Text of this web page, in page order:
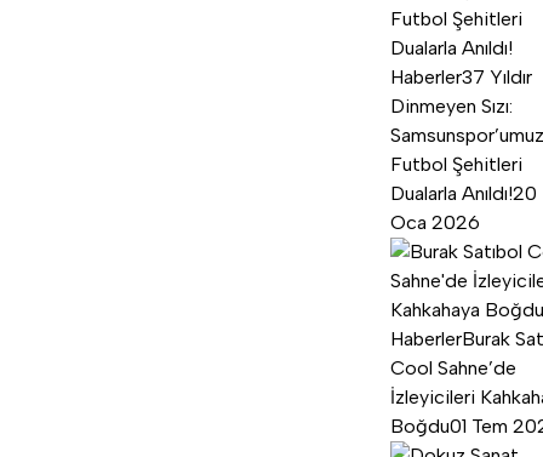
Haberler37 Yıldır
Dinmeyen Sızı:
Futbol Şehitleri
Dualarla Anıldı!20
Oca 2026
HaberlerBurak
Cool Sahne’de
İzleyicileri
Boğdu01 Tem